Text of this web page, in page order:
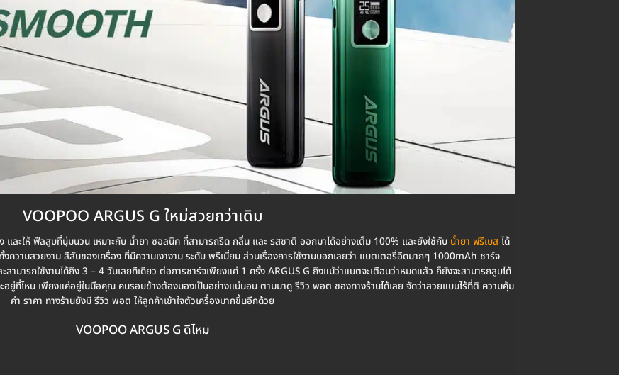
VOOPOO ARGUS G ใหม่สวยกว่าเดิม
ละให้ ฟีลสูบที่นุ่มนวน เหมาะกับ น้ำยา ซอลนิค ที่สามารถรีด กลิ่น และ รสชาติ ออกมาได้อย่างเต็ม 100% และยังใช้กับ น้ำยา ฟรีเบสได้
วามสวยงาม สีสันของเครื่อง ที่มีความเงางาม ระดับ พรีเมี่ยม ส่วนเรื่องการใช้งานบอกเลยว่า แบตเตอรี่อึดมากๆ 1000mAh ชาร์จ
ามารถใช้งานได้ถึง 3 – 4 วันเลยทีเดียว ต่อการชาร์จเพียงแค่ 1 ครั้ง ARGUS G ถึงแม้ว่าแบตจะเตือนว่าหมดแล้ว ก็ยังจะสามารถสูบได้
อยู่ที่ไหน เพียงแค่อยู่ในมือคุณ คนรอบข้างต้องมองเป็นอย่างแน่นอน ตามมาดู รีวิว พอต ของทางร้านได้เลย จัดว่าสวยแบบไร้ที่ติ ความคุ้ม
ค่า ราคา ทางร้านยังมี รีวิว พอต ให้ลูกค้าเข้าใจตัวเครื่องมากขึ้นอีกด้วย
VOOPOO ARGUS G ดีไหม